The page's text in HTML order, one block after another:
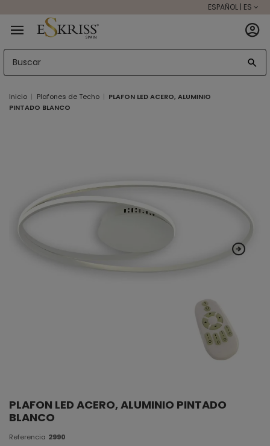
ESPAÑOL | ES
Inicio Plafones de Techo
PLAFON LED ACERO, ALUMINIO
PINTADO BLANCO
PLAFON LED ACERO, ALUMINIO PINTADO
BLANCO
Referencia 2990